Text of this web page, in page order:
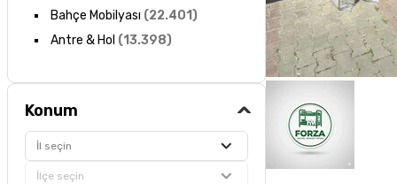
Bahçe Mobilyası (22.401)
Antre & Hol (13.398)
Konum
İl seçin
İlçe seçin